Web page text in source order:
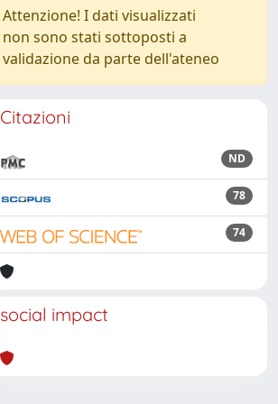
Attenzione! I dati visualizzati
non sono stati sottoposti a
validazione da parte dell'ateneo
Citazioni
ND
78
74
social impact